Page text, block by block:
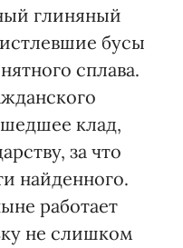
глиняный
бусы
сплава.
клад,
за что
найденного.
работает
не слишком